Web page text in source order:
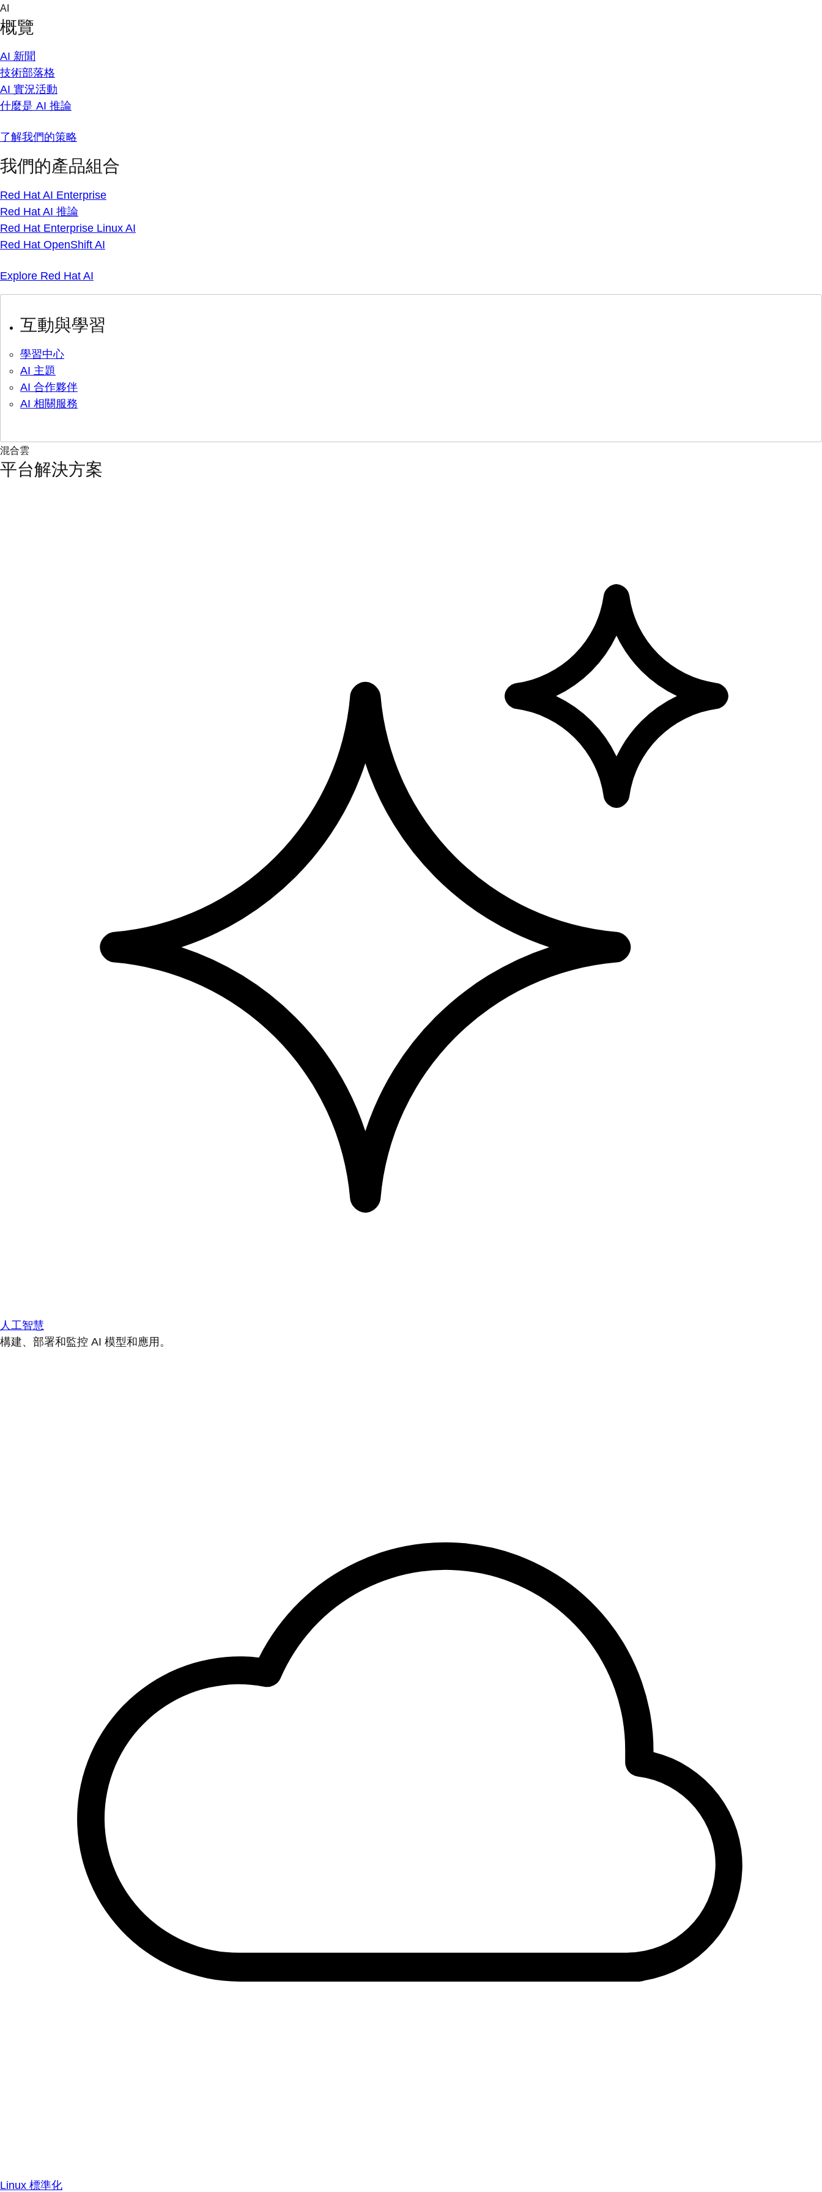
Skip
content
AI
概覽
AI 新聞
技術部落格
AI 實況活動
什麼是 AI 推論
了解我們的策略
我們的產品組合
Red Hat AI Enterprise
Red Hat AI 推論
Red Hat Enterprise Linux AI
Red Hat OpenShift AI
Explore Red Hat AI
互動與學習
學習中心
AI 主題
AI 合作夥伴
AI 相關服務
混合雲
平台解決方案
人工智慧
構建、部署和監控 AI 模型和應用。
Linux 標準化